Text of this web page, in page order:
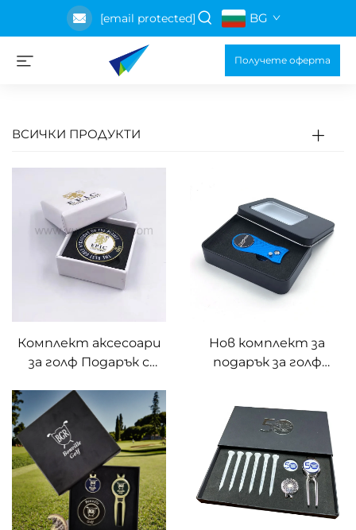
[email protected] BG
Получете оферта
ВСИЧКИ ПРОДУКТИ
Комплект аксесоари
за голф Подарък с
печат Маркер за
топка за голф
Магнитен покер чип
с кутия опаковка
Нов комплект за
подарък за голф
неръждаема стомана
в синьо цвят с
персонализиран лого
Метален маркер за
топка Инструмент
за поправка на дивот